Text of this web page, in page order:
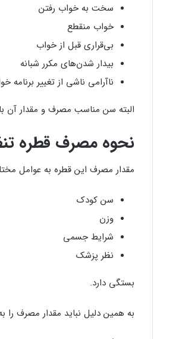
سخت به خواب رفتن
خواب منقطع
بی‌قراری قبل از خواب
بیدار شدن‌های مکرر شبانه
ناآرامی ناشی از تغییر برنامه
البته سن مناسب مصرف و مقدار آن
نحوه مصرف قطره تنظیم
مقدار مصرف این قطره به عوامل
سن کودک
وزن
شرایط جسمی
نظر پزشک
بستگی دارد.
به همین دلیل نباید مقدار مصرف